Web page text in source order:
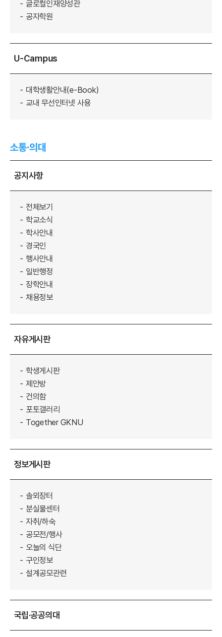
글로컬인재양성관
공자학원
U-Campus
대학생활안내(e-Book)
교내 무선인터넷 사용
소통·의대
공지사항
전체보기
학교소식
학사안내
경국인
행사안내
일반행정
장학안내
채용정보
자유게시판
학생게시판
제안방
건의함
포토갤러리
Together GKNU
정보게시판
솔뫼장터
분실물센터
자취/하숙
공모전/행사
오늘의 식단
구인정보
설계공모관련
국립·공공의대